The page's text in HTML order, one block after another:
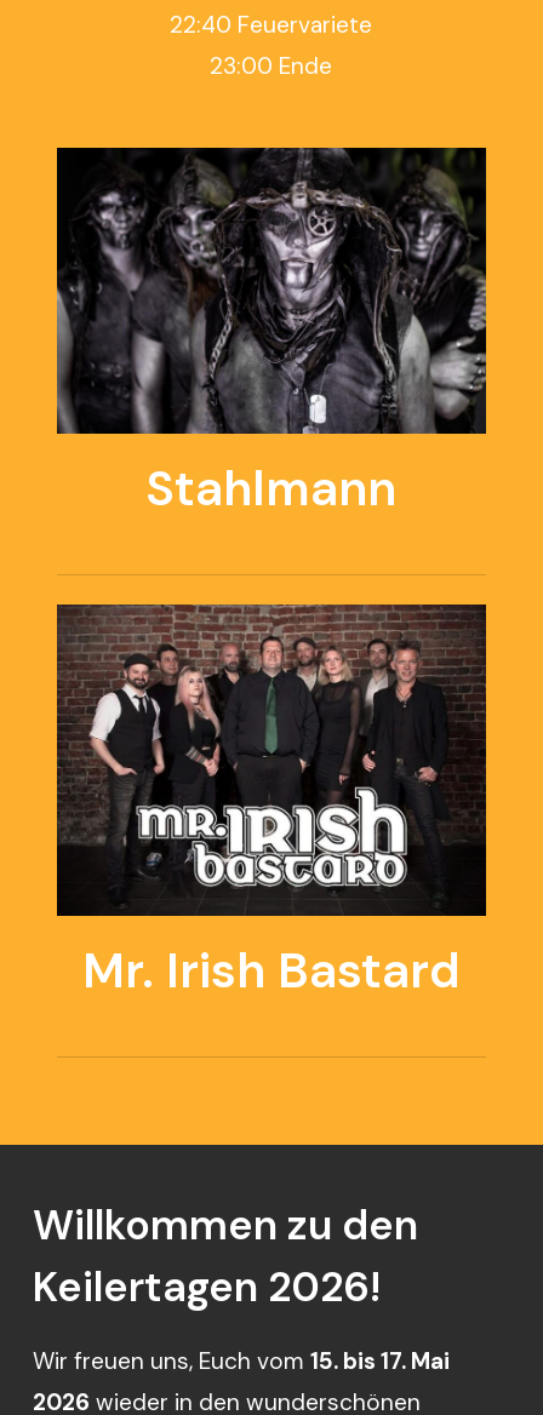
22:40 Feuervariete
23:00 Ende
Stahlmann
Mr. Irish Bastard
Willkommen zu den
Keilertagen 2026!
Wir freuen uns, Euch vom 15. bis 17. Mai
2026 wieder in den wunderschönen